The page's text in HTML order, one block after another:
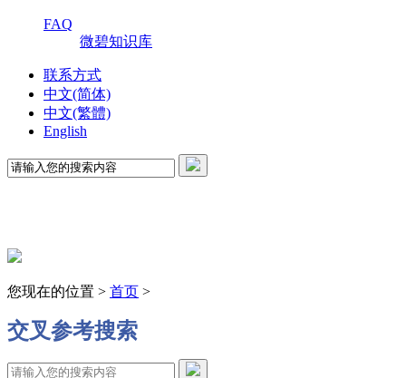
FAQ
微碧知识库
联系方式
中文(简体)
中文(繁體)
English
您现在的位置 > 首页 >
交叉参考搜索